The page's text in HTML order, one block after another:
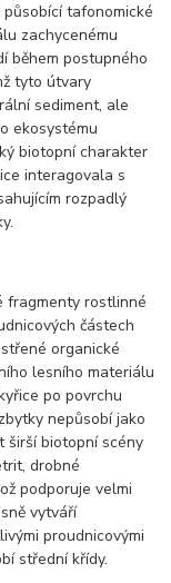
tafonomické
zachycenému
během postupného
tyto útvary
sediment, ale
ekosystému
biotopní charakter
interagovala s
rozpadlý
fragmenty rostlinné
částech
organické
lesního materiálu
po povrchu
nepůsobí jako
širší biotopní scény
drobné
podporuje velmi
vytváří
proudnicovými
střední křídy.